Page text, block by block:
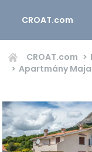
CROAT.com
CROAT.com
Apartmány Maja